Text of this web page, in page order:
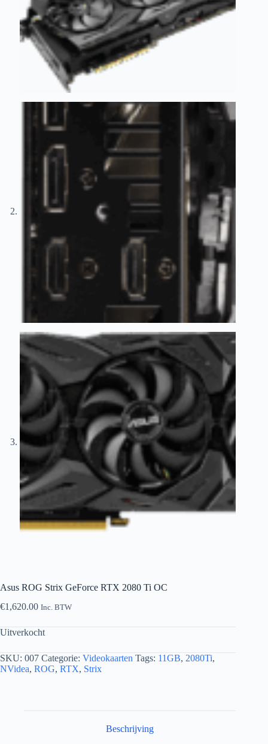
Asus ROG Strix GeForce RTX 2080 Ti OC
€1,620.00 Inc. BTW
Uitverkocht
SKU: 007 Categorie: Videokaarten Tags: 11GB, 2080Ti,
NVidea, ROG, RTX, Strix
Beschrijving